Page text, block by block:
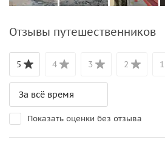
Отзывы путешественников
5 4 3 2 1
Показать оценки без отзыва